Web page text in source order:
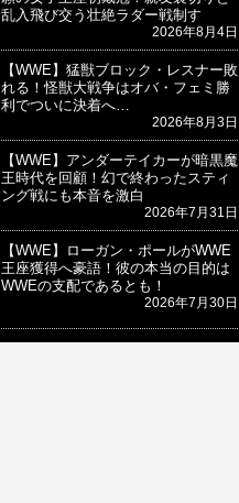
乱入飛び交う壮絶ラダー戦制す
2026年8月4日
【WWE】猛獣ブロック・レスナー敗
れる！怪獣大戦争はオバ・フェミ勝
利でついに決着へ…
2026年8月3日
【WWE】アンダーテイカーが暗黒魔
王時代を回顧！幻で終わったスティ
ング戦にも本音を激白
2026年7月31日
【WWE】ローガン・ポールがWWE
王座獲得へ豪語！彼の本当の目的は
WWEの支配であるとも！
2026年7月30日